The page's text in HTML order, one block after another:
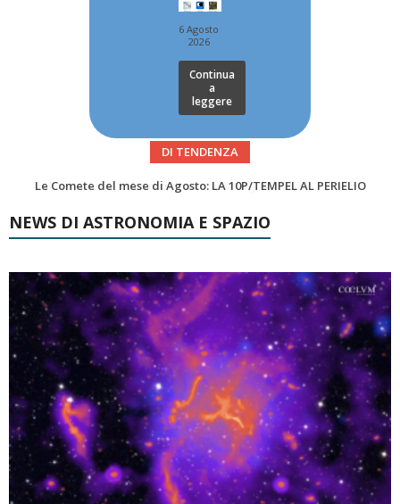
6 Agosto
2026
Continua
a
leggere
DI TENDENZA
Asteroidi del mese Agosto 2026
NEWS DI ASTRONOMIA E SPAZIO